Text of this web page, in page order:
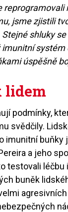
reprogramovali
jsme zjistili
shluky
imunitní systém
úspěšně
lidem
podmínky,
svědčily.
imunitní buňky
a jeho
testovali léčbu
buněk